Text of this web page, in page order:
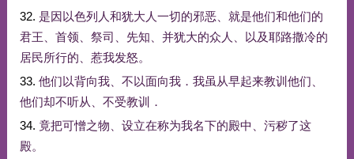
32. 是因以色列人和犹大人一切的邪恶、 就是他们和他们的
君王
首领 祭司 先知 并犹大的众人 以及耶路撒冷的
居民所行的 惹我发怒。
33. 他们以背向我、 不以面向我． 我虽 从早起来教训 他们
他们却不听从 不受教训 ．
34. 竟把可憎之物 设立在称为我名下的殿中 污秽了这
殿。